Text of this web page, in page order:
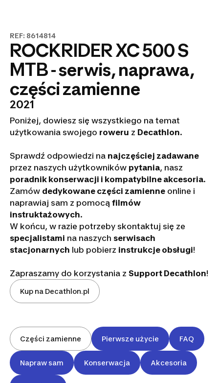
REF: 8614814
ROCKRIDER XC 500 S
MTB - serwis, naprawa,
części zamienne
2021
Poniżej, dowiesz się wszystkiego na temat
użytkowania swojego roweru z Decathlon.
Sprawdź odpowiedzi na najczęściej zadawane
przez naszych użytkowników pytania, nasz
poradnik konserwacji i kompatybilne akcesoria.
Zamów dedykowane części zamienne online i
naprawiaj sam z pomocą filmów
instruktażowych.
W końcu, w razie potrzeby skontaktuj się ze
specjalistami na naszych serwisach
stacjonarnych lub pobierz instrukcje obsługi!
Zapraszamy do korzystania z Support Decathlon!
Kup na Decathlon.pl
Części zamienne Pierwsze użycie FAQ
Napraw sam Konserwacja Akcesoria